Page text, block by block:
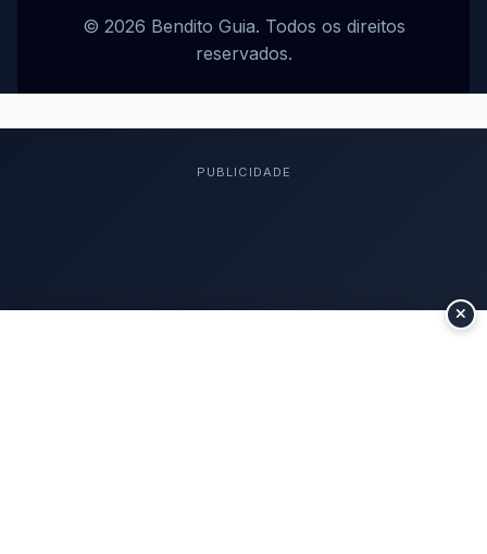
© 2026 Bendito Guia. Todos os direitos
reservados.